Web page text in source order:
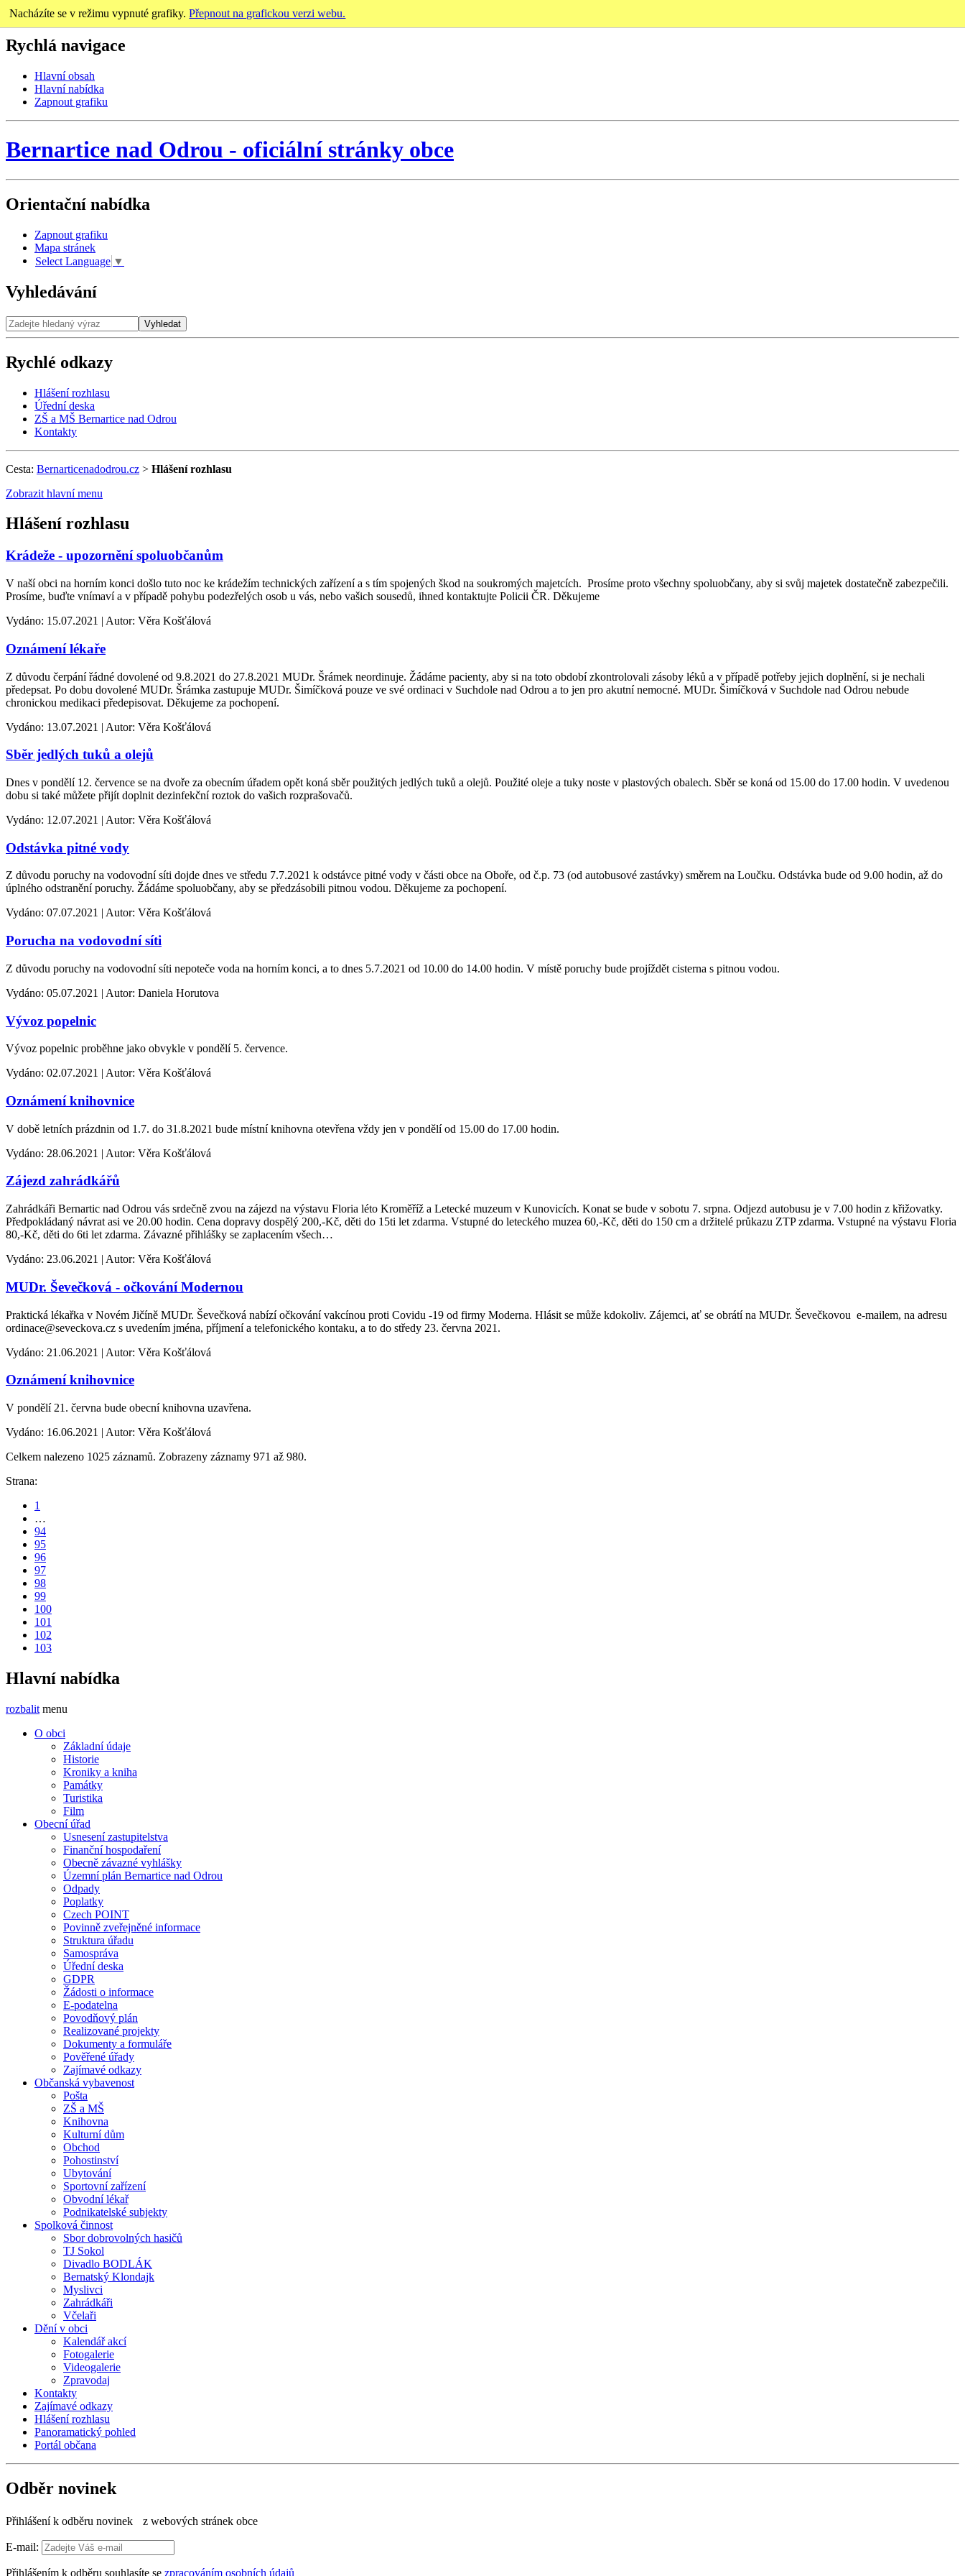
Nacházíte se v režimu vypnuté grafiky.Přepnout na grafickou verzi webu.
Rychlá navigace
Hlavní obsah
Hlavní nabídka
Zapnout grafiku
Bernartice nad Odrou - oficiální stránky obce
Orientační nabídka
Zapnout grafiku
Mapa stránek
Select Language ▼
Vyhledávání
Vyhledat
Rychlé odkazy
Hlášení rozhlasu
Úřední deska
ZŠ a MŠ Bernartice nad Odrou
Kontakty
Cesta: Bernarticenadodrou.cz > Hlášení rozhlasu
Zobrazit hlavní menu
Hlášení rozhlasu
Krádeže - upozornění spoluobčanům
V naší obci na horním konci došlo tuto noc ke krádežím technických zařízení a s tím spojených škod na soukromých majetcích. Prosíme proto všechny spoluobčany, aby si svůj majetek dostatečně zabezpečili.
Prosíme, buďte vnímaví a v případě pohybu podezřelých osob u vás, nebo vašich sousedů, ihned kontaktujte Policii ČR. Děkujeme
Vydáno: 15.07.2021 | Autor: Věra Košťálová
Oznámení lékaře
Z důvodu čerpání řádné dovolené od 9.8.2021 do 27.8.2021 MUDr. Šrámek neordinuje. Žádáme pacienty, aby si na toto období zkontrolovali zásoby léků a v případě potřeby jejich doplnění, si je nechali
předepsat. Po dobu dovolené MUDr. Šrámka zastupuje MUDr. Šimíčková pouze ve své ordinaci v Suchdole nad Odrou a to jen pro akutní nemocné. MUDr. Šimíčková v Suchdole nad Odrou nebude
chronickou medikaci předepisovat. Děkujeme za pochopení.
Vydáno: 13.07.2021 | Autor: Věra Košťálová
Sběr jedlých tuků a olejů
Dnes v pondělí 12. července se na dvoře za obecním úřadem opět koná sběr použitých jedlých tuků a olejů. Použité oleje a tuky noste v plastových obalech. Sběr se koná od 15.00 do 17.00 hodin. V uvedenou
dobu si také můžete přijít doplnit dezinfekční roztok do vašich rozprašovačů.
Vydáno: 12.07.2021 | Autor: Věra Košťálová
Odstávka pitné vody
Z důvodu poruchy na vodovodní síti dojde dnes ve středu 7.7.2021 k odstávce pitné vody v části obce na Oboře, od č.p. 73 (od autobusové zastávky) směrem na Loučku. Odstávka bude od 9.00 hodin, až do
úplného odstranění poruchy. Žádáme spoluobčany, aby se předzásobili pitnou vodou. Děkujeme za pochopení.
Vydáno: 07.07.2021 | Autor: Věra Košťálová
Porucha na vodovodní síti
Z důvodu poruchy na vodovodní síti nepoteče voda na horním konci, a to dnes 5.7.2021 od 10.00 do 14.00 hodin. V místě poruchy bude projíždět cisterna s pitnou vodou.
Vydáno: 05.07.2021 | Autor: Daniela Horutova
Vývoz popelnic
Vývoz popelnic proběhne jako obvykle v pondělí 5. července.
Vydáno: 02.07.2021 | Autor: Věra Košťálová
Oznámení knihovnice
V době letních prázdnin od 1.7. do 31.8.2021 bude místní knihovna otevřena vždy jen v pondělí od 15.00 do 17.00 hodin.
Vydáno: 28.06.2021 | Autor: Věra Košťálová
Zájezd zahrádkářů
Zahrádkáři Bernartic nad Odrou vás srdečně zvou na zájezd na výstavu Floria léto Kroměříž a Letecké muzeum v Kunovicích. Konat se bude v sobotu 7. srpna. Odjezd autobusu je v 7.00 hodin z křižovatky.
Předpokládaný návrat asi ve 20.00 hodin. Cena dopravy dospělý 200,-Kč, děti do 15ti let zdarma. Vstupné do leteckého muzea 60,-Kč, děti do 150 cm a držitelé průkazu ZTP zdarma. Vstupné na výstavu Floria
80,-Kč, děti do 6ti let zdarma. Závazné přihlášky se zaplacením všech…
Vydáno: 23.06.2021 | Autor: Věra Košťálová
MUDr. Ševečková - očkování Modernou
Praktická lékařka v Novém Jičíně MUDr. Ševečková nabízí očkování vakcínou proti Covidu -19 od firmy Moderna. Hlásit se může kdokoliv. Zájemci, ať se obrátí na MUDr. Ševečkovou e-mailem, na adresu
ordinace@seveckova.cz s uvedením jména, příjmení a telefonického kontaku, a to do středy 23. června 2021.
Vydáno: 21.06.2021 | Autor: Věra Košťálová
Oznámení knihovnice
V pondělí 21. června bude obecní knihovna uzavřena.
Vydáno: 16.06.2021 | Autor: Věra Košťálová
Celkem nalezeno 1025 záznamů. Zobrazeny záznamy 971 až 980.
Strana:
1
…
94
95
96
97
98
99
100
101
102
103
Hlavní nabídka
rozbalit menu
O obci
Základní údaje
Historie
Kroniky a kniha
Památky
Turistika
Film
Obecní úřad
Usnesení zastupitelstva
Finanční hospodaření
Obecně závazné vyhlášky
Územní plán Bernartice nad Odrou
Odpady
Poplatky
Czech POINT
Povinně zveřejněné informace
Struktura úřadu
Samospráva
Úřední deska
GDPR
Žádosti o informace
E-podatelna
Povodňový plán
Realizované projekty
Dokumenty a formuláře
Pověřené úřady
Zajímavé odkazy
Občanská vybavenost
Pošta
ZŠ a MŠ
Knihovna
Kulturní dům
Obchod
Pohostinství
Ubytování
Sportovní zařízení
Obvodní lékař
Podnikatelské subjekty
Spolková činnost
Sbor dobrovolných hasičů
TJ Sokol
Divadlo BODLÁK
Bernatský Klondajk
Myslivci
Zahrádkáři
Včelaři
Dění v obci
Kalendář akcí
Fotogalerie
Videogalerie
Zpravodaj
Kontakty
Zajímavé odkazy
Hlášení rozhlasu
Panoramatický pohled
Portál občana
Odběr novinek
Přihlášení k odběru novinek z webových stránek obce
E-mail:
Přihlášením k odběru souhlasíte se zpracováním osobních údajů